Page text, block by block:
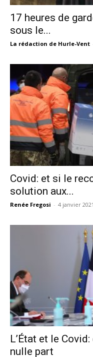
17 heures de
sous le...
La rédaction de Hurle-Vent
Covid: et si le
solution aux...
Renée Fregosi - 4 janvier 2021
L’État et le
nulle part